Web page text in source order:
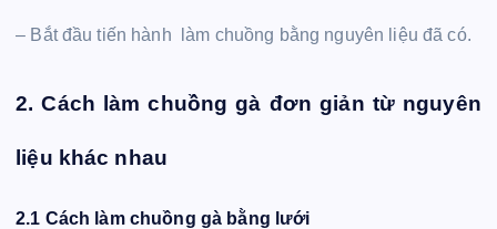
– Bắt đầu tiến hành làm chuồng bằng nguyên liệu đã có.
2. Cách làm chuồng gà đơn giản từ nguyên
liệu khác nhau
2.1 Cách làm chuồng gà bằng lưới